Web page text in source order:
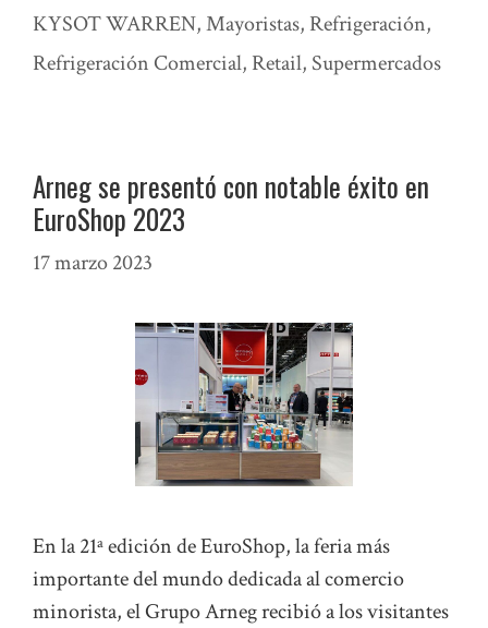
KYSOT WARREN,Mayoristas, Refrigeración,
Refrigeración Comercial, Retail, Supermercados
Arneg se presentó con notable éxito en
EuroShop 2023
17 marzo 2023
En la 21ª edición de EuroShop, la feria más
importante del mundo dedicada al comercio
minorista, el Grupo Arneg recibió a los visitantes